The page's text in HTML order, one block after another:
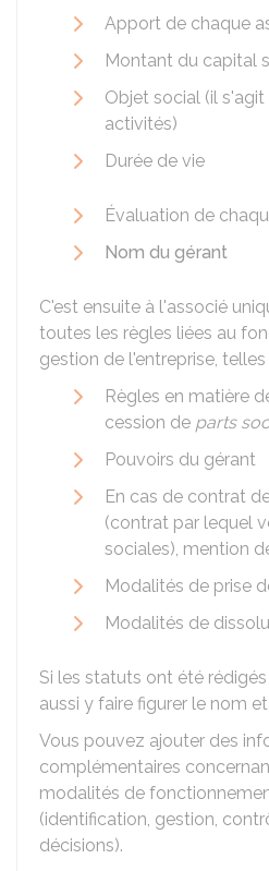
Apport de chaque
Montant du capital
Objet social (il
activités)
Durée de vie
Évaluation de
Nom du gérant
C'est ensuite à l'associé
toutes les règles liées au
gestion de l'entreprise,
Règles en matière
cession de parts
Pouvoirs du gérant
En cas de contrat
(contrat par lequel
sociales), mention
Modalités de prise
Modalités de
Si les statuts ont été
aussi y faire figurer le nom
Vous pouvez ajouter des
complémentaires
modalités de
(identification, gestion,
décisions).